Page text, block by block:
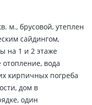
м., брусовой, утеплен
сайдингом,
на 1 и 2 этаже
вода
кирпичных погреба
дом в
один